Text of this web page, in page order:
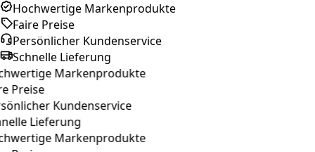
Hochwertige Markenprodukte
Faire Preise
Persönlicher Kundenservice
Schnelle Lieferung
Markenprodukte
Preise
Kundenservice
Lieferung
Markenprodukte